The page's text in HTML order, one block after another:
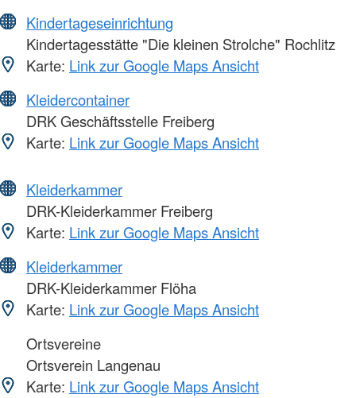
Kindertageseinrichtung
Kindertagesstätte "Die kleinen Strolche" Rochlitz
Karte: Link zur Google Maps Ansicht
Kleidercontainer
DRK Geschäftsstelle Freiberg
Karte: Link zur Google Maps Ansicht
Kleiderkammer
DRK-Kleiderkammer Freiberg
Karte: Link zur Google Maps Ansicht
Kleiderkammer
DRK-Kleiderkammer Flöha
Karte: Link zur Google Maps Ansicht
Ortsvereine
Ortsverein Langenau
Karte: Link zur Google Maps Ansicht